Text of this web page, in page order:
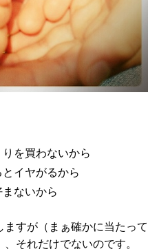
を買わないから
イヤがるから
ないから
すが（まぁ確かに当たって
それだけでないのです。